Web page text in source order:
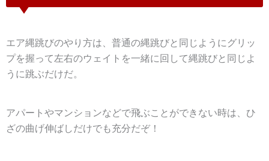
エア縄跳びのやり方は、普通の縄跳びと同じようにグリッ
プを握って左右のウェイトを一緒に回して縄跳びと同じよ
うに跳ぶだけだ。
アパートやマンションなどで飛ぶことができない時は、ひ
ざの曲げ伸ばしだけでも充分だぞ！